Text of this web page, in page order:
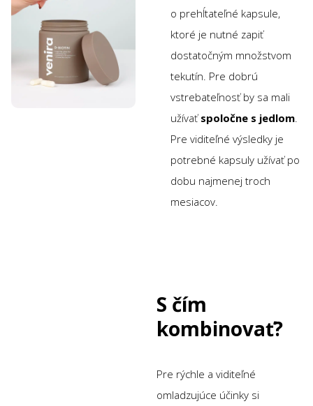
o prehĺtateľné kapsule,
ktoré je nutné zapiť
dostatočným množstvom
tekutín. Pre dobrú
vstrebateľnosť by sa mali
užívať spoločne s jedlom
Pre viditeľné výsledky je
potrebné kapsuly užívať po
dobu najmenej troch
mesiacov.
S čím
kombinovať?
Pre rýchle a viditeľné
omladzujúce účinky si